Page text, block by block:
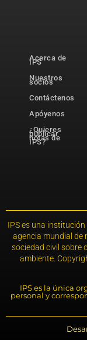
Acerca de
IPS
Nuestros
socios
Contáctenos
Apóyenos
¿Quieres
publicar
notas de
IPS?
IPS es una
agencia mundial de
sociedad civil sobre
ambiente.
IPS es la única
personal y